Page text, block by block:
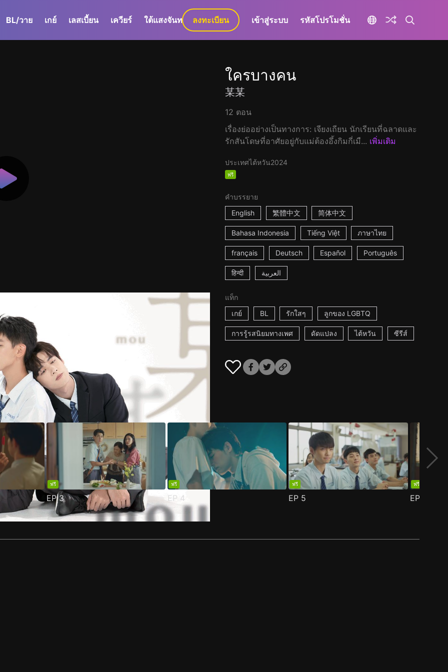
BL/วาย เกย์ เลสเบี้ยน เควียร์ ใต้แสงจันทร์ GaLa+
ลงทะเบียน เข้าสู่ระบบ รหัสโปรโมชั่น
ใครบางคน
某某
12 ตอน
เรื่องย่ออย่างเป็นทางการ: เจียงเถียน นักเรียนที่ฉลาดและ
รักสันโดษที่อาศัยอยู่กับแม่ต้องอึ้งกิมกี่เมื... เพิ่มเติม
ประเทศไต้หวัน2024
ฟรี
คำบรรยาย
English
繁體中文 简体中文
Bahasa Indonesia Tiếng Việt ภาษาไทย
français Deutsch Español Português
हिन्दी العربية
แท็ก
เกย์
BL รักใสๆ ลูกของ LGBTQ
การรู้รสนิยมทางเพศ ดัดแปลง ไต้หวัน ซีรีส์
ฟรี
EP3
ฟรี
EP 4
ฟรี
EP 5
ฟรี
EP